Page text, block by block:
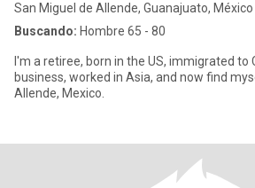
San Miguel de Allende, Guanajuato, México
Buscando: Hombre 65 - 80
I'm a retiree, born in the US, immigrated to
business, worked in Asia, and now find
Allende, Mexico.